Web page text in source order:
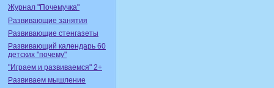
Журнал "Почемучка"
Развивающие занятия
Развивающие стенгазеты
Развивающий календарь 60
детских "почему"
"Играем и развиваемся" 2+
Развиваем мышление